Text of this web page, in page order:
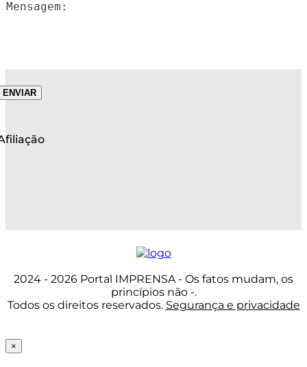
ENVIAR
2024 - 2026 Portal IMPRENSA - Os fatos mudam, os
princípios não -.
Todos os direitos reservados. Segurança e privacidade
×